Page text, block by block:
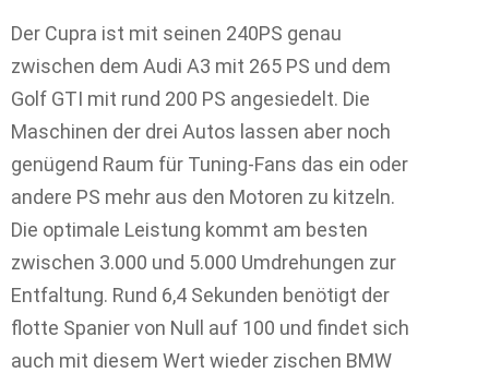
Der Cupra ist mit seinen 240PS genau
zwischen dem Audi A3 mit 265 PS und dem
Golf GTI mit rund 200 PS angesiedelt. Die
Maschinen der drei Autos lassen aber noch
genügend Raum für Tuning-Fans das ein oder
andere PS mehr aus den Motoren zu kitzeln.
Die optimale Leistung kommt am besten
zwischen 3.000 und 5.000 Umdrehungen zur
Entfaltung. Rund 6,4 Sekunden benötigt der
flotte Spanier von Null auf 100 und findet sich
auch mit diesem Wert wieder zischen BMW